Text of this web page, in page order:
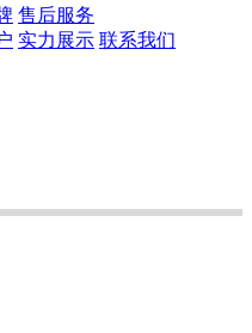
售后服务
实力展示 联系我们